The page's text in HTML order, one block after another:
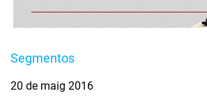
Segmentos
20 de maig 2016